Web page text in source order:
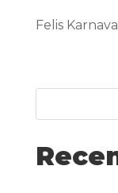
Felis Karnaval